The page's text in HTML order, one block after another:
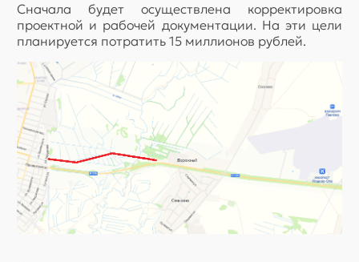
Сначала будет осуществлена корректировка
проектной и рабочей документации. На эти цели
планируется потратить 15 миллионов рублей.